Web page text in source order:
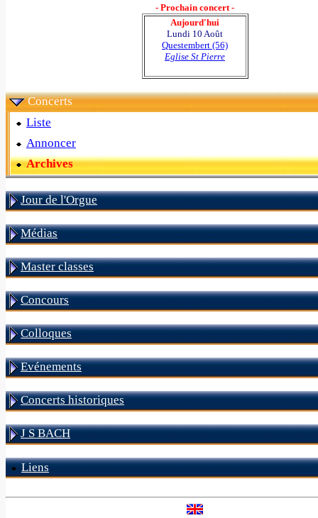
- Prochain concert -
Aujourd'hui
Lundi 10 Août
Questembert (56)
Eglise St Pierre
Concerts
Liste
Annoncer
Archives
Jour de l'Orgue
Médias
Master classes
Concours
Colloques
Evénements
Concerts historiques
J S BACH
Liens